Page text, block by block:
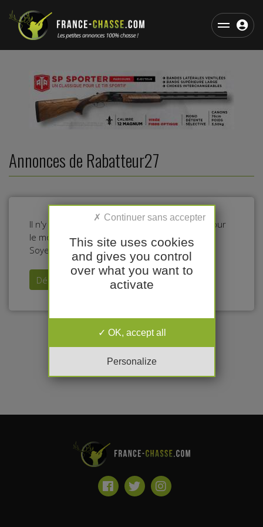
Annonces de Rabatteur27
Il n'y a pas d'annonces dans cette catégorie pour
le moment.
Soyez le premier à déposer une annonce !
Déposer mon annonce
This site uses cookies
and gives you control
over what you want to
activate
OK, accept all
Personalize